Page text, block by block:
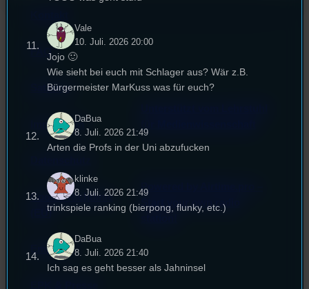
FAQ
Satzung
Impressum
Cookie-Richtlinie
(EU)
Empfang
Powered by Airtime.pro –
Start your own radio
Vale
10. Juli. 2026 20:00
Jojo 🙂
Wie sieht bei euch mit Schlager aus? Wär z.B.
Bürgermeister MarKuss was für euch?
DaBua
8. Juli. 2026 21:49
Arten die Profs in der Uni abzufucken
klinke
8. Juli. 2026 21:49
trinkspiele ranking (bierpong, flunky, etc.)
DaBua
8. Juli. 2026 21:40
Ich sag es geht besser als Jahninsel